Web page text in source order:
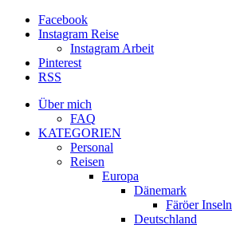
Facebook
Instagram Reise
Instagram Arbeit
Pinterest
RSS
Über mich
FAQ
KATEGORIEN
Personal
Reisen
Europa
Dänemark
Färöer Inseln
Deutschland